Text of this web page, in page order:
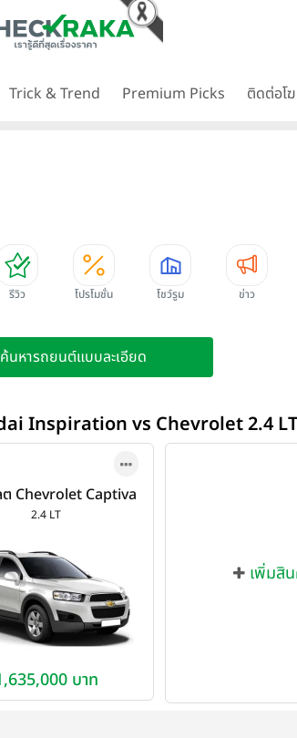
Trick & Trend Premium Picks ติดต่อโ
รีวิว โปรโมชั่น โชว์รูม ข่าว
ค้นหารถยนต์แบบละเอียด
Inspiration vs Chevrolet 2.4
ต Chevrolet Captiva
2.4 LT ปี 2011
2.4 LT
บาท
เพิ่มสิ